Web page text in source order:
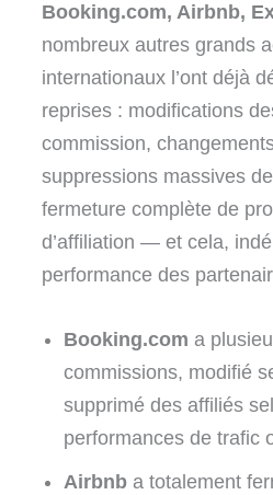
Booking.com, Airbnb,
nombreux autres grands
internationaux l’ont déjà
reprises : modifications
commission,
suppressions massives
fermeture complète de
d’affiliation — et cela,
performance des
Booking.com a
commissions, modifié
supprimé des affiliés
performances de trafic
Airbnb a totalement